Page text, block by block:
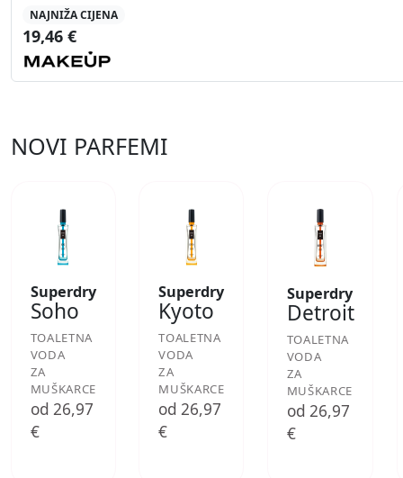
NAJNIŽA CIJENA
19,46 €
NOVI PARFEMI
Superdry
Soho
TOALETNA
VODA
ZA
MUŠKARCE
od 26,97
€
Superdry
Kyoto
TOALETNA
VODA
ZA
MUŠKARCE
od 26,97
€
Superdry
Detroit
TOALETNA
VODA
ZA
MUŠKARCE
od 26,97
€